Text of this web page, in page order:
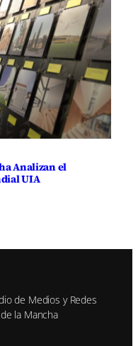
Analizan el
UIA
de Medios y Redes
la Mancha